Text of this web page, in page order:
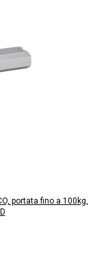
portata fino a 100kg,